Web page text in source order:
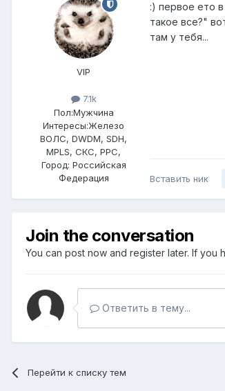
VIP
7.1k
Пол:Мужчина
Интересы:Железо
ВОЛС, DWDM, SDH,
MPLS, СКС, РРС,
Город: Российская
Федерация
:) первое ето
такое все?"
там у тебя...
Вставить ник
Join the conversation
You can post now and register later. If you
Ответить в тему...
Перейти к списку тем